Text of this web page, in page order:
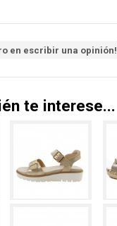
en escribir una opinión!
te interese...